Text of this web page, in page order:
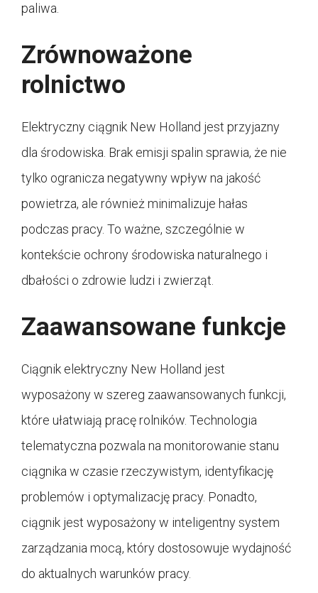
paliwa.
Zrównoważone
rolnictwo
Elektryczny ciągnik New Holland jest przyjazny
dla środowiska. Brak emisji spalin sprawia, że nie
tylko ogranicza negatywny wpływ na jakość
powietrza, ale również minimalizuje hałas
podczas pracy. To ważne, szczególnie w
kontekście ochrony środowiska naturalnego i
dbałości o zdrowie ludzi i zwierząt.
Zaawansowane funkcje
Ciągnik elektryczny New Holland jest
wyposażony w szereg zaawansowanych funkcji,
które ułatwiają pracę rolników. Technologia
telematyczna pozwala na monitorowanie stanu
ciągnika w czasie rzeczywistym, identyfikację
problemów i optymalizację pracy. Ponadto,
ciągnik jest wyposażony w inteligentny system
zarządzania mocą, który dostosowuje wydajność
do aktualnych warunków pracy.